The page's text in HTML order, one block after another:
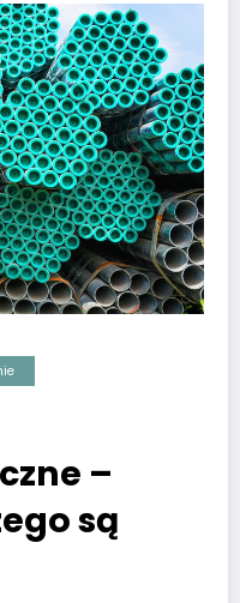
–
są